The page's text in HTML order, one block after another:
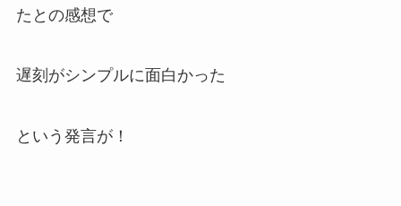
たとの感想で
遅刻がシンプルに面白かった
という発言が！